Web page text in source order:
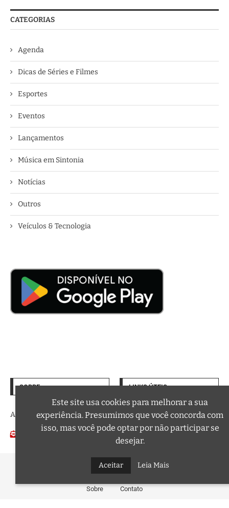
CATEGORIAS
Agenda
Dicas de Séries e Filmes
Esportes
Eventos
Lançamentos
Música em Sintonia
Notícias
Outros
Veículos & Tecnologia
SOBRE
A trilha sonora da sua vida
Email:
LINKS ÚTEIS
Termos de Uso
Política de Privacidade
Podcasts
@2026 – Todos os Direitos Reservados a Curta FM
Sobre Contato
Este site usa cookies para melhorar a sua
experiência. Presumimos que você concorda com
isso, mas você pode optar por não participar se
desejar.
Aceitar Leia Mais